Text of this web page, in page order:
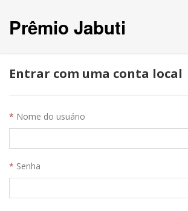
Prêmio Jabuti
Entrar com uma conta local
Nome do usuário
Senha